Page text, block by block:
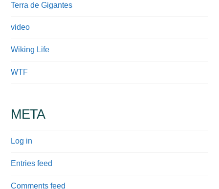
Terra de Gigantes
video
Wiking Life
WTF
META
Log in
Entries feed
Comments feed